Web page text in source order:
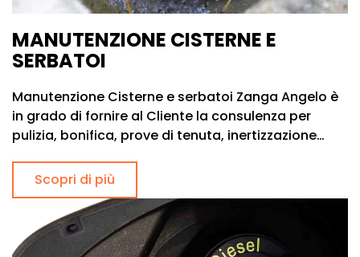
MANUTENZIONE CISTERNE E
SERBATOI
Manutenzione Cisterne e serbatoi Zanga Angelo è
in grado di fornire al Cliente la consulenza per
pulizia, bonifica, prove di tenuta, inertizzazione…
Scopri di più